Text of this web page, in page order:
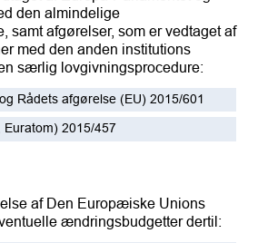
den almindelige
samt afgørelser, som er vedtaget af
med den anden institutions
særlig lovgivningsprocedure:
Rådets afgørelse (EU) 2015/601
Euratom) 2015/457
af Den Europæiske Unions
ændringsbudgetter dertil: